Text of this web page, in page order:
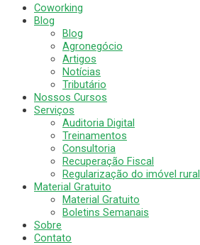
Coworking
Blog
Blog
Agronegócio
Artigos
Notícias
Tributário
Nossos Cursos
Serviços
Auditoria Digital
Treinamentos
Consultoria
Recuperação Fiscal
Regularização do imóvel rural
Material Gratuito
Material Gratuito
Boletins Semanais
Sobre
Contato